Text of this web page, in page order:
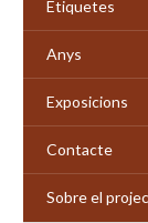
Etiquetes
Anys
Exposicions
Contacte
Sobre el